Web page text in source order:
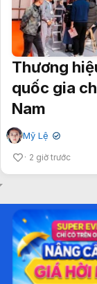
Thương
quốc gia
Nam
Mỹ Lệ ✔
2 giờ trước